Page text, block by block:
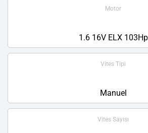
Motor
1.6 16V ELX 103Hp
Vites Tipi
Manuel
Vites Sayısı